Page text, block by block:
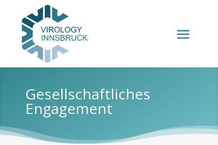
Gesellschaftliches
Engagement